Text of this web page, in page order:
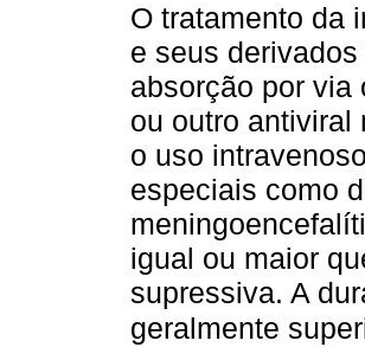
O tratamento da
e seus
absorção por via
ou outro antiviral
o uso
especiais como
igual ou maior
supressiva. A
geralmente